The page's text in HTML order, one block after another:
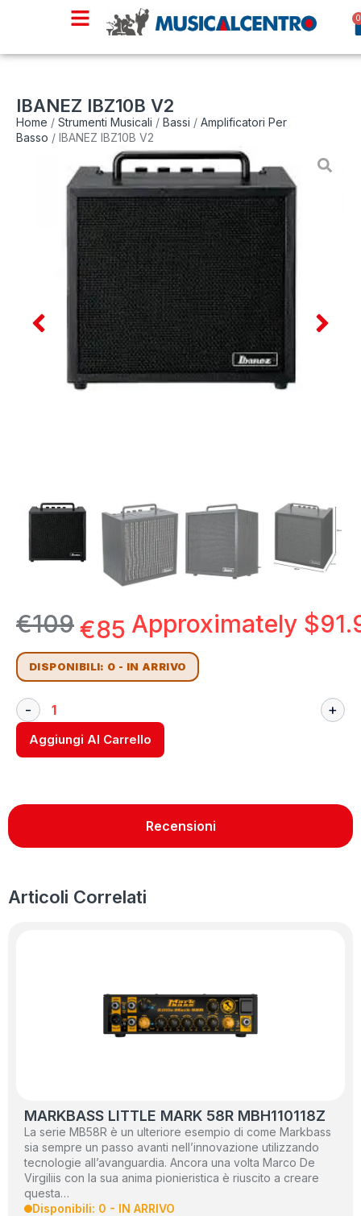
0
IBANEZ IBZ10B V2
Home / Strumenti Musicali / Bassi / Amplificatori Per
Basso / IBANEZ IBZ10B V2
€109€85 Approximately $
DISPONIBILI: 0 - IN ARRIVO
Aggiungi Al Carrello
Recensioni
Articoli Correlati
MARKBASS LITTLE MARK 58R MBH110118Z
La serie MB58R è un ulteriore esempio di come Markbass
sia sempre un passo avanti nell’innovazione utilizzando
tecnologie all’avanguardia. Ancora una volta Marco De
Virgiliis con la sua anima pionieristica è riuscito a creare
questa…
Disponibili: 0 - IN ARRIVO